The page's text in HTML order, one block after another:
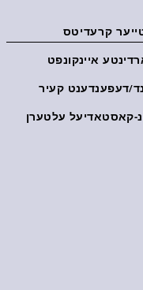
קרעדיטס
איינקונפט
דעפענדענט קעיר
קאסטאדיעל עלטערן